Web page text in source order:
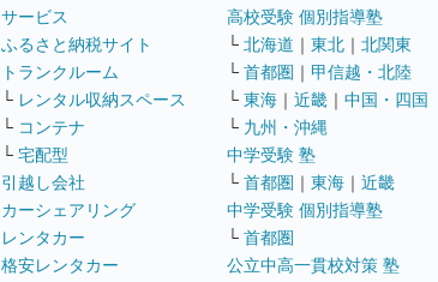
サービス
ふるさと納税サイト
トランクルーム
└ レンタル収納スペース
└ コンテナ
└ 宅配型
引越し会社
カーシェアリング
レンタカー
格安レンタカー
高校受験 個別指導塾
└ 北海道 ｜ 東北 ｜ 北関東
└ 首都圏 ｜ 甲信越・北陸
└ 東海 ｜ 近畿 ｜ 中国・四国
└ 九州・沖縄
中学受験 塾
└ 首都圏 ｜ 東海 ｜ 近畿
中学受験 個別指導塾
└ 首都圏
公立中高一貫校対策 塾